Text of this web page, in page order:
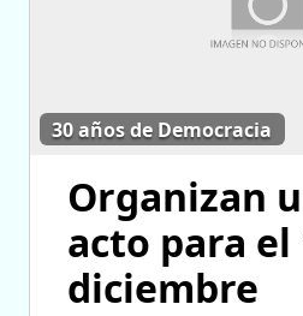
30 años de Democracia
Organizan
acto para el
diciembre